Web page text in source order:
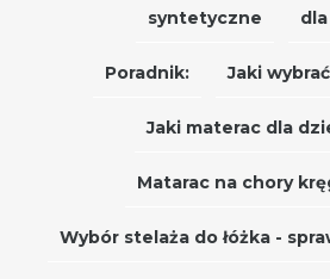
syntetyczne
Poradnik: Jaki
Jaki materac dla
Matarac na chory
Wybór stelaża do łóżka -